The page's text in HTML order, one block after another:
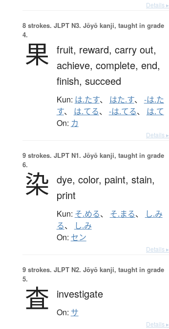
Details ▸
8 strokes. JLPT N3. Jōyō kanji, taught in grade
4.
果 fruit, reward, carry out,
achieve, complete, end,
finish, succeed
Kun: は.たす、 はた.す、 -は.た
す、 は.てる、 -は.てる、 は.て
On: カ
Details ▸
9 strokes. JLPT N1. Jōyō kanji, taught in grade
6.
染 dye, color, paint, stain,
print
Kun: そ.める、 そ.まる、
し.み
る、 し.み
On: セン
Details ▸
9 strokes. JLPT N2. Jōyō kanji, taught in grade
5.
査 investigate
On: サ
Details ▸